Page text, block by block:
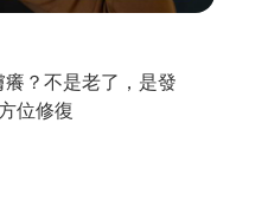
？不是老了，是發
位修復